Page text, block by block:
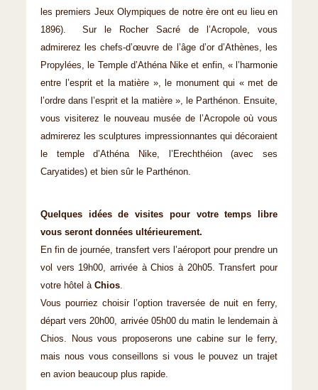
les premiers Jeux Olympiques de notre ère ont eu lieu en
1896). Sur le Rocher Sacré de l’Acropole, vous
admirerez les chefs-d’œuvre de l’âge d’or d’Athènes, les
Propylées, le Temple d’Athéna Nike et enfin, « l’harmonie
entre l’esprit et la matière », le monument qui « met de
l’ordre dans l’esprit et la matière », le Parthénon. Ensuite,
vous visiterez le nouveau musée de l’Acropole où vous
admirerez les sculptures impressionnantes qui décoraient
le temple d’Athéna Nike, l’Erechthéion (avec ses
Caryatides) et bien sûr le Parthénon.
Quelques idées de visites pour votre temps libre
vous seront données ultérieurement.
En fin de journée, transfert vers l’aéroport pour prendre un
vol vers 19h00, arrivée à Chios à 20h05. Transfert pour
votre hôtel à Chios.
Vous pourriez choisir l’option traversée de nuit en ferry,
départ vers 20h00, arrivée 05h00 du matin le lendemain à
Chios. Nous vous proposerons une cabine sur le ferry,
mais nous vous conseillons si vous le pouvez un trajet
en avion beaucoup plus rapide.